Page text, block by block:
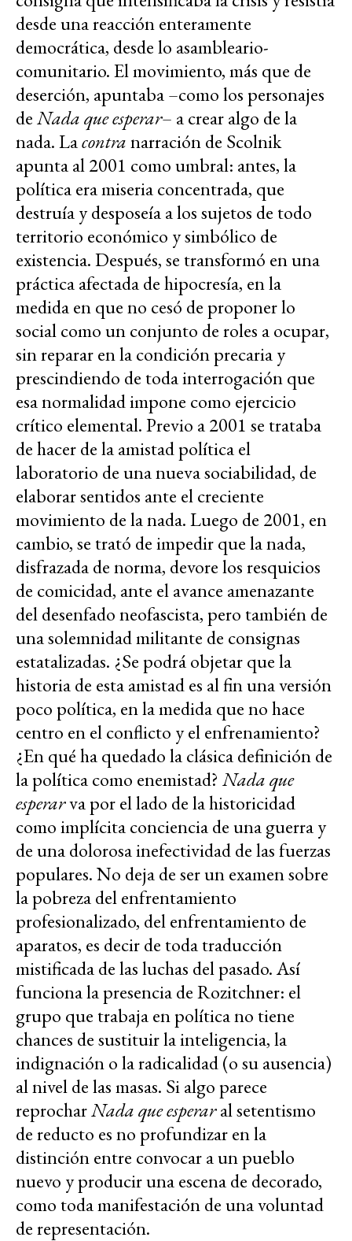
desde una reacción enteramente
democrática, desde lo asambleario-
comunitario. El movimiento, más que de
deserción, apuntaba –como los personajes
deNada que esperar– a crear algo de la
nada. Lacontranarración de Scolnik
apunta al 2001 como umbral: antes, la
política era miseria concentrada, que
destruía y desposeía a los sujetos de todo
territorio económico y simbólico de
existencia. Después, se transformó en una
práctica afectada de hipocresía, en la
medida en que no cesó de proponer lo
social como un conjunto de roles a ocupar,
sin reparar en la condición precaria y
prescindiendo de toda interrogación que
esa normalidad impone como ejercicio
crítico elemental. Previo a 2001 se trataba
de hacer de la amistad política el
laboratorio de una nueva sociabilidad, de
elaborar sentidos ante el creciente
movimiento de la nada. Luego de 2001, en
cambio, se trató de impedir que la nada,
disfrazada de norma, devore los resquicios
de comicidad, ante el avance amenazante
del desenfado neofascista, pero también de
una solemnidad militante de consignas
estatalizadas. ¿Se podrá objetar que la
historia de esta amistad es al fin una versión
poco política, en la medida que no hace
centro en el conflicto y el enfrenamiento?
¿En qué ha quedado la clásica definición de
la política como enemistad? Nada que
esperarva por el lado de la historicidad
como implícita conciencia de una guerra y
de una dolorosa inefectividad de las fuerzas
populares. No deja de ser un examen sobre
la pobreza del enfrentamiento
profesionalizado, del enfrentamiento de
aparatos, es decir de toda traducción
mistificada de las luchas del pasado. Así
funciona la presencia de Rozitchner: el
grupo que trabaja en política no tiene
chances de sustituir la inteligencia, la
indignación o la radicalidad (o su ausencia)
al nivel de las masas. Si algo parece
reprocharNada que esperaral setentismo
de reducto es no profundizar en la
distinción entre convocar a un pueblo
nuevo y producir una escena de decorado,
como toda manifestación de una voluntad
de representación.